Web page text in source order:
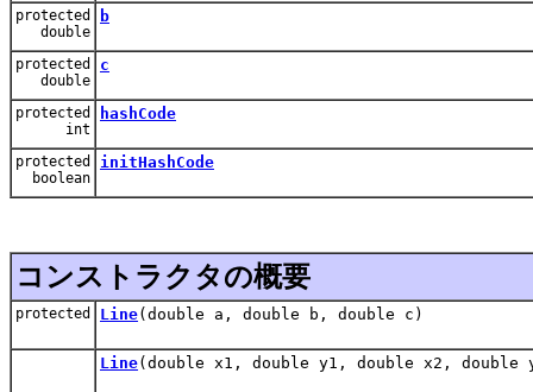
protected
double
b
protected
double
c
protected
int
hashCode
protected
boolean
initHashCode
コンストラクタの概要
protected Line(double a, double b, double c)
Line(double x1, double y1, double x2, double